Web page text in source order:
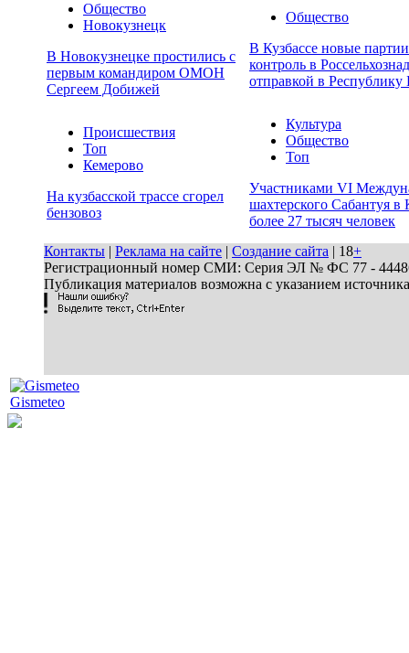
Общество
Новокузнецк
В Новокузнецке простились с
первым командиром ОМОН
Сергеем Добижей
Общество
В Кузбассе новые
контроль в
отправкой в Республику
Происшествия
Топ
Кемерово
На кузбасской трассе сгорел
бензовоз
Культура
Общество
Топ
Участниками VI
шахтерского Сабантуя в
более 27 тысяч человек
Контакты | Реклама на сайте | Создание сайта | 18+
Регистрационный номер СМИ: Серия ЭЛ № ФС 77 - 44486
Публикация материалов возможна с указанием
Gismeteo